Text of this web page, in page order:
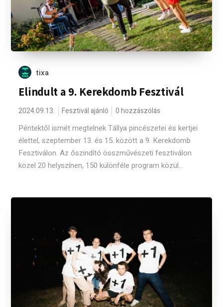
tixa
Elindult a 9. Kerekdomb Fesztivál
2024.09.13. Fesztivál ajánló 0 hozzászólás
Péntektől ismét megtelnek Tállya pincészetei és kertjei
élettel, szeptember 13. és 15. között a 9. Kerekdomb
Fesztiválon. Az őszindító összművészeti fesztiválon
közel 20 helyszínen, 150 különféle program közül...